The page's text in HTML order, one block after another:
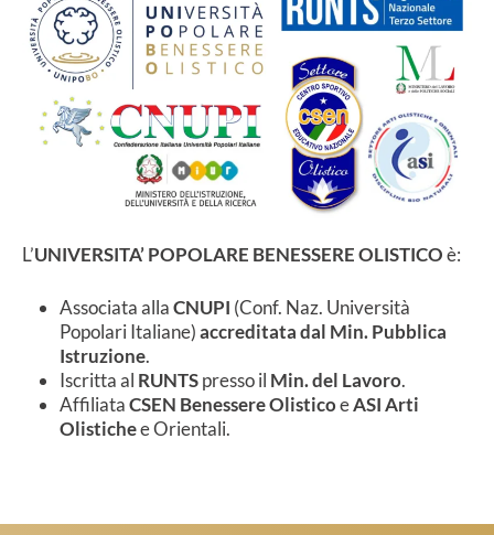
L’UNIVERSITA’ POPOLARE BENESSERE OLISTICOè:
Associata allaCNUPI (Conf. Naz. Università
Popolari Italiane)accreditata dal Min. Pubblica
Istruzione.
Iscritta al RUNTSpresso il Min. del Lavoro.
AffiliataCSEN Benessere OlisticoeASI Arti
Olistichee Orientali.